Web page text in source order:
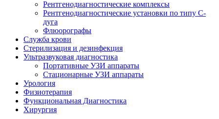
Рентгенодиагностические комплексы
Рентгенодиагностические установки по типу С-
дуга
Флюорографы
Служба крови
Стерилизация и дезинфекция
Ультразвуковая диагностика
Портативные УЗИ аппараты
Стационарные УЗИ аппараты
Урология
Физиотерапия
Функциональная Диагностика
Хирургия